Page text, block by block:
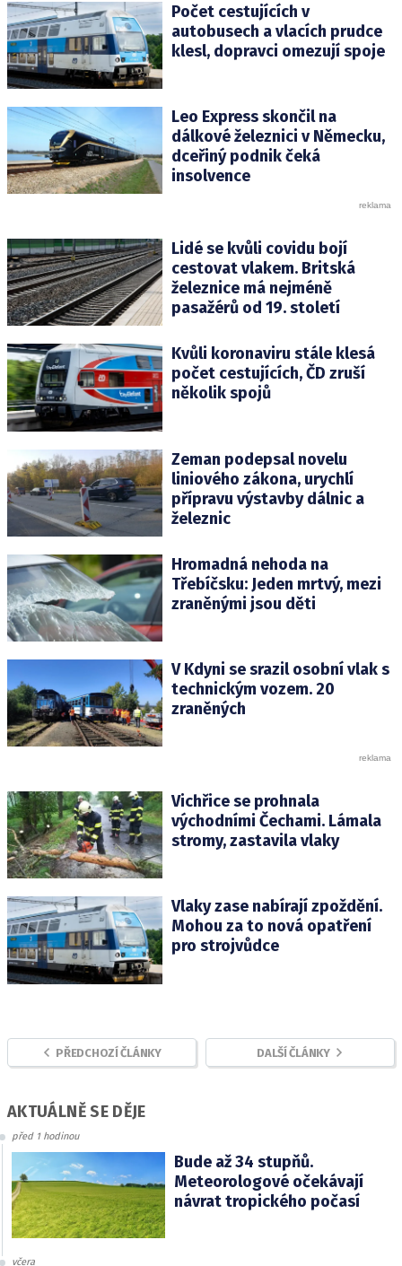
Počet cestujících v
autobusech a vlacích prudce
klesl, dopravci omezují spoje
Leo Express skončil na
dálkové železnici v Německu,
dceřiný podnik čeká
insolvence
Lidé se kvůli covidu bojí
cestovat vlakem. Britská
železnice má nejméně
pasažérů od 19. století
Kvůli koronaviru stále klesá
počet cestujících, ČD zruší
několik spojů
Zeman podepsal novelu
liniového zákona, urychlí
přípravu výstavby dálnic a
železnic
Hromadná nehoda na
Třebíčsku: Jeden mrtvý, mezi
zraněnými jsou děti
V Kdyni se srazil osobní vlak s
technickým vozem. 20
zraněných
Vichřice se prohnala
východními Čechami. Lámala
stromy, zastavila vlaky
Vlaky zase nabírají zpoždění.
Mohou za to nová opatření
pro strojvůdce
PŘEDCHOZÍ ČLÁNKY DALŠÍ ČLÁNKY
AKTUÁLNĚ SE DĚJE
před 1 hodinou
Bude až 34 stupňů.
Meteorologové očekávají
návrat tropického počasí
včera